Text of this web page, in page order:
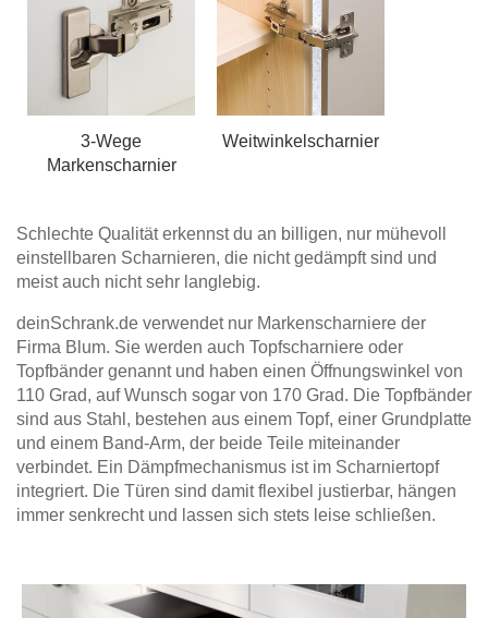
3-Wege
Markenscharnier
Weitwinkelscharnier
Schlechte Qualität erkennst du an billigen, nur mühevoll
einstellbaren Scharnieren, die nicht gedämpft sind und
meist auch nicht sehr langlebig.
deinSchrank.de verwendet nur Markenscharniere der
Firma Blum. Sie werden auch Topfscharniere oder
Topfbänder genannt und haben einen Öffnungswinkel von
110 Grad, auf Wunsch sogar von 170 Grad. Die Topfbänder
sind aus Stahl, bestehen aus einem Topf, einer Grundplatte
und einem Band-Arm, der beide Teile miteinander
verbindet. Ein Dämpfmechanismus ist im Scharniertopf
integriert. Die Türen sind damit flexibel justierbar, hängen
immer senkrecht und lassen sich stets leise schließen.